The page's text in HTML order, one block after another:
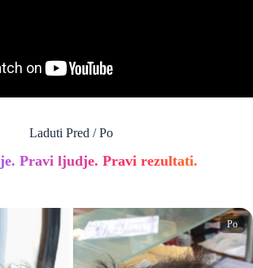
Laduti Pred / Po
Pravi ljudje. Pravi rezultati.
Po